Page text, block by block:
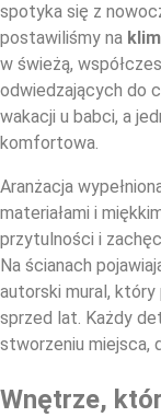
spotyka się z
postawiliśmy na
w świeżą,
odwiedzających do
wakacji u babci, a
komfortowa.
Aranżacja
materiałami i
przytulności i
Na ścianach
autorski mural,
sprzed lat. Każdy
stworzeniu miejsca,
Wnętrze,